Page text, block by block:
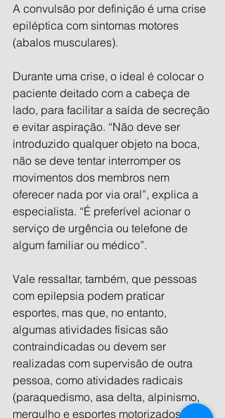
A convulsão por definição é uma crise
epiléptica com sintomas motores
(abalos musculares).
Durante uma crise, o ideal é colocar o
paciente deitado com a cabeça de
lado, para facilitar a saída de secreção
e evitar aspiração. “Não deve ser
introduzido qualquer objeto na boca,
não se deve tentar interromper os
movimentos dos membros nem
oferecer nada por via oral”, explica a
especialista. “É preferível acionar o
serviço de urgência ou telefone de
algum familiar ou médico”.
Vale ressaltar, também, que pessoas
com epilepsia podem praticar
esportes, mas que, no entanto,
algumas atividades físicas são
contraindicadas ou devem ser
realizadas com supervisão de outra
pessoa, como atividades radicais
(paraquedismo, asa delta, alpinismo,
mergulho e esportes motorizados, por